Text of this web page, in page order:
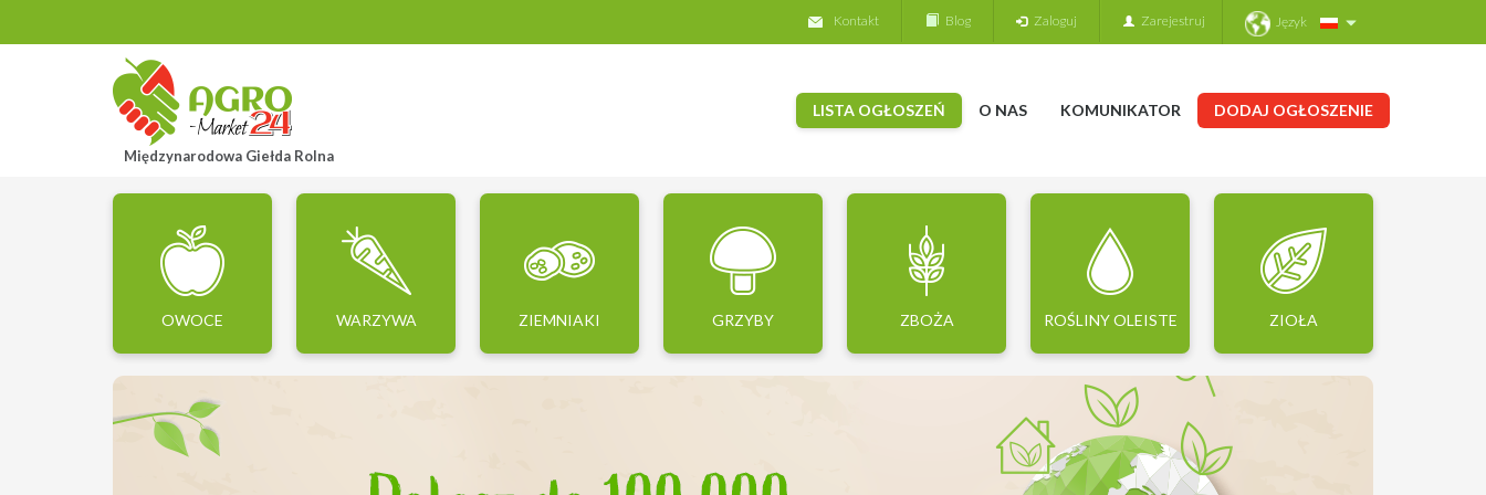
Język
Zaloguj Zarejestruj
Kontakt Blog
Międzynarodowa Giełda Rolna
LISTA OGŁOSZEŃ O NAS KOMUNIKATOR DODAJ OGŁOSZENIE
OWOCE WARZYWA ZIEMNIAKI GRZYBY ZBOŻA ROŚLINY OLEISTE ZIOŁA